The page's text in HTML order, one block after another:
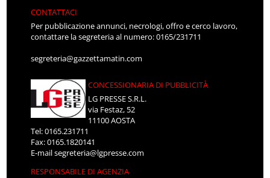
CONTATTACI
Per pubblicazione annunci, necrologi, offro e cerco lavoro,
contattare la segreteria al numero: 0165/231711
segreteria@gazzettamatin.com
CONCESSIONARIA DI PUBBLICITÀ
LG PRESSE S.R.L.
via Festaz, 52
11100 AOSTA
Tel: 0165.231711
Fax: 0165.1820141
E-mailsegreteria@lgpresse.com
RESPONSABILE DI AGENZIA